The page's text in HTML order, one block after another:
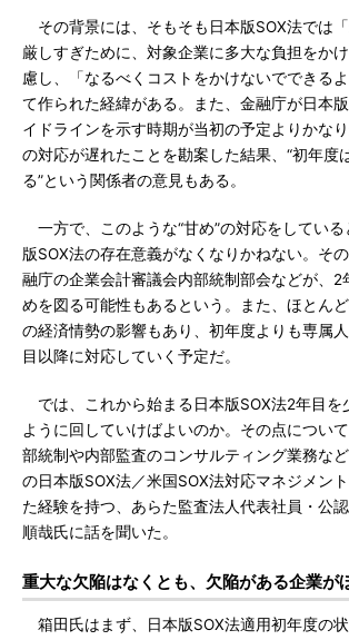
その背景には、そもそも日本版SOX法では
厳しすぎために、対象企業に多大な負担をか
慮し、「なるべくコストをかけないでできる
て作られた経緯がある。また、金融庁が日本
イドラインを示す時期が当初の予定よりかな
の対応が遅れたことを勘案した結果、“初年度
る”という関係者の意見もある。
一方で、このような“甘め”の対応をしてい
版SOX法の存在意義がなくなりかねない。そ
融庁の企業会計審議会内部統制部会などが、2
めを図る可能性もあるという。また、ほとん
の経済情勢の影響もあり、初年度よりも専属
目以降に対応していく予定だ。
では、これから始まる日本版SOX法2年目を
ように回していけばよいのか。その点につい
部統制や内部監査のコンサルティング業務な
の日本版SOX法／米国SOX法対応マネジメン
た経験を持つ、あらた監査法人代表社員・公
順哉氏に話を聞いた。
重大な欠陥はなくとも、欠陥がある企業が
箱田氏はまず、日本版SOX法適用初年度の